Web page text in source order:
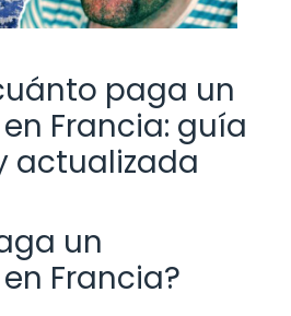
paga un
Francia: guía
actualizada
un
Francia?